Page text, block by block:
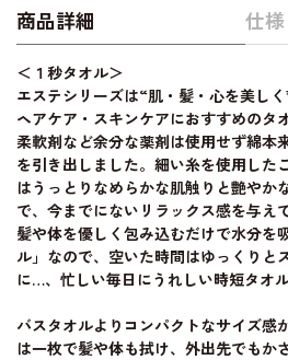
商品詳細 仕様
＜１秒タオル＞
エステシリーズは“肌・髪・心を美し
ヘアケア・スキンケアにおすすめのタ
柔軟剤など余分な薬剤は使用せず綿本
を引き出しました。細い糸を使用した
はうっとりなめらかな肌触りと艶やか
で、今までにないリラックス感を与え
髪や体を優しく包み込むだけで水分を
ル」なので、空いた時間はゆっくりと
に…、忙しい毎日にうれしい時短タオル
バスタオルよりコンパクトなサイズ感
は一枚で髪や体も拭け、外出先でもか